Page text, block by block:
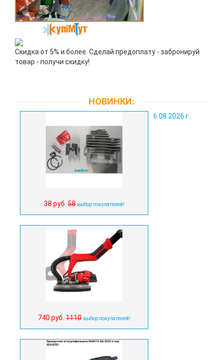
Скидка от 5% и более. Сделай предоплату - забронируй
товар - получи скидку!
НОВИНКИ:
6.08.2026 г.
38 руб. 58 выбор покупателей!
740 руб. 1110 выбор покупателей!